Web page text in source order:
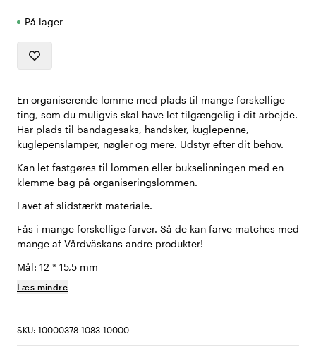
På lager
En organiserende lomme med plads til mange forskellige
ting, som du muligvis skal have let tilgængelig i dit arbejde.
Har plads til bandagesaks, handsker, kuglepenne,
kuglepenslamper, nøgler og mere. Udstyr efter dit behov.
Kan let fastgøres til lommen eller bukselinningen med en
klemme bag på organiseringslommen.
Lavet af slidstærkt materiale.
Fås i mange forskellige farver. Så de kan farve matches med
mange af Vårdväskans andre produkter!
Mål: 12 * 15,5 mm
Læs mindre
SKU: 10000378-1083-10000